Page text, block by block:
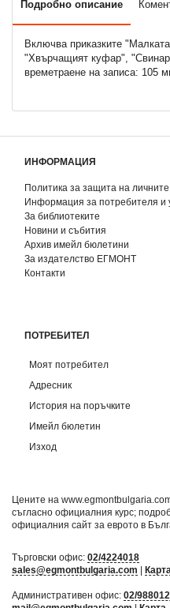
Подробно описание
Включва приказките
"Хвърчащият куфар",
времетраене на записа: 105
ИНФОРМАЦИЯ
Политика за защита на
Информация за потребителя и
За библиотеките
Новини и събития
Архив имейл бюлетини
За издателство ЕГМОНТ
Контакти
ПОТРЕБИТЕЛ
Моят потребител
Адресник
История на поръчките
Имейл бюлетин
Изход
Цените на
съгласно официалния курс;
официалния сайт за еврото в
Търговски офис: 02/4224018
sales@egmontbulgaria.com
Карта
Административен офис: 02/